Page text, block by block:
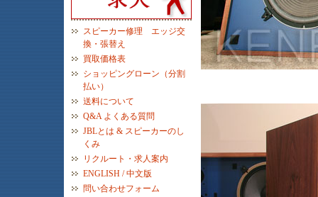
スピーカー修理 エッジ交
換・張替え
買取価格表
ショッピングローン（分割
払い）
送料について
Q&A よくある質問
JBLとは & スピーカーのし
くみ
リクルート・求人案内
ENGLISH / 中文版
問い合わせフォーム